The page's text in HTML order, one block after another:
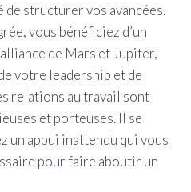
de structurer vos avancées.
vous bénéficiez d’un
de Mars et Jupiter,
votre leadership et de
relations au travail sont
et porteuses. Il se
un appui inattendu qui vous
pour faire aboutir un